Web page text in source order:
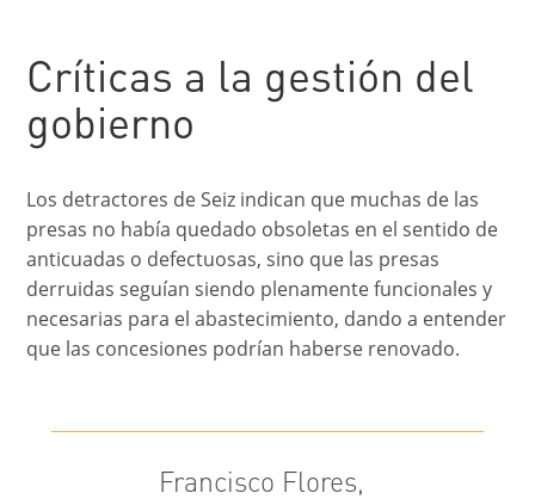
Críticas a la gestión del
gobierno
Los detractores de Seiz indican que muchas de las
presas no había quedado obsoletas en el sentido de
anticuadas o defectuosas, sino que las presas
derruidas seguían siendo plenamente funcionales y
necesarias para el abastecimiento, dando a entender
que las concesiones podrían haberse renovado.
Francisco Flores,